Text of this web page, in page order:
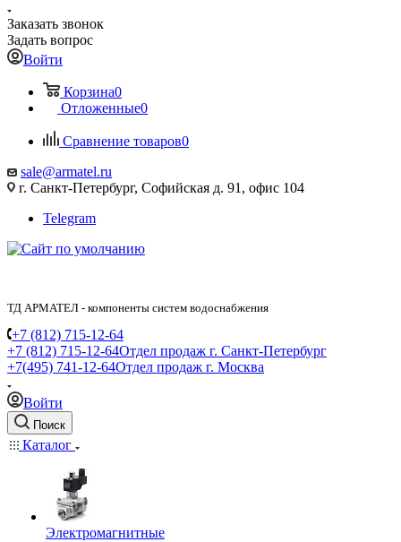
Заказать звонок
Задать вопрос
Войти
Корзина0
Отложенные0
Сравнение товаров0
sale@armatel.ru
г. Санкт-Петербург, Софийская д. 91, офис 104
Telegram
ТД АРМАТЕЛ - компоненты систем водоснабжения
+7 (812) 715-12-64
+7 (812) 715-12-64Отдел продаж г. Санкт-Петербург
+7(495) 741-12-64Отдел продаж г. Москва
Войти
Поиск
Каталог
Электромагнитные